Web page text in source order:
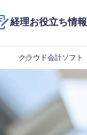
経理お役立ち情報
クラウド会計ソフト